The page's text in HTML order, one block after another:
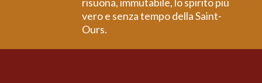
vero e senza tempo della Saint-
Ours.